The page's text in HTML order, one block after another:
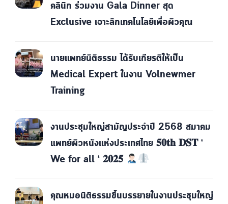
คลินิก ร่วมงาน Gala Dinner สุด
Exclusive เจาะลึกเทคโนโลยีเพื่อผิวคุณ
นายแพทย์นิติธรรม ได้รับเกียรติให้เป็น
Medical Expert ในงาน Volnewmer
Training
งานประชุมใหญ่สามัญประจำปี 2568 สมาคม
แพทย์ผิวหนังแห่งประเทศไทย 𝟓𝟎𝐭𝐡 𝐃𝐒𝐓 ‘
We for all ‘ 𝟐𝟎𝟐𝟓
คุณหมอนิติธรรมขึ้นบรรยายในงานประชุมใหญ่